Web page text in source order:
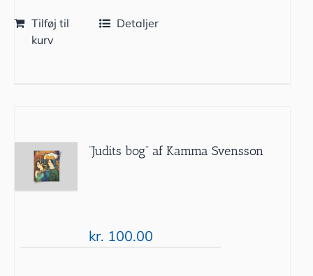
Tilføj til
kurv
Detaljer
”Judits bog” af Kamma Svensson
kr. 100.00